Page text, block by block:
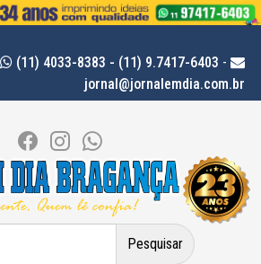
(11) 4033-8383 - (11) 9.7417-6403 -
jornal@jornalemdia.com.br